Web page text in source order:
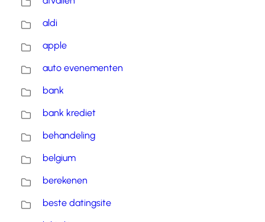
aldi
apple
auto evenementen
bank
bank krediet
behandeling
belgium
berekenen
beste datingsite